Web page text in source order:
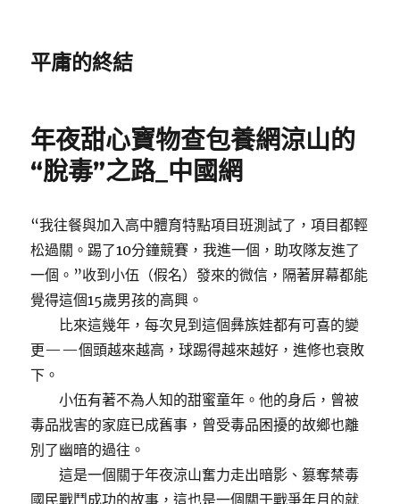
平庸的終結
年夜甜心寶物查包養網涼山的
“脫毒”之路_中國網
“我往餐與加入高中體育特點項目班測試了，項目都輕
松過關。踢了10分鐘競賽，我進一個，助攻隊友進了
一個。”收到小伍（假名）發來的微信，隔著屏幕都能
覺得這個15歲男孩的高興。
比來這幾年，每次見到這個彝族娃都有可喜的變
更——個頭越來越高，球踢得越來越好，進修也衰敗
下。
小伍有著不為人知的甜蜜童年。他的身后，曾被
毒品戕害的家庭已成舊事，曾受毒品困擾的故鄉也離
別了幽暗的過往。
這是一個關于年夜涼山奮力走出暗影、篡奪禁毒
國民戰鬥成功的故事，這也是一個關于戰爭年月的就